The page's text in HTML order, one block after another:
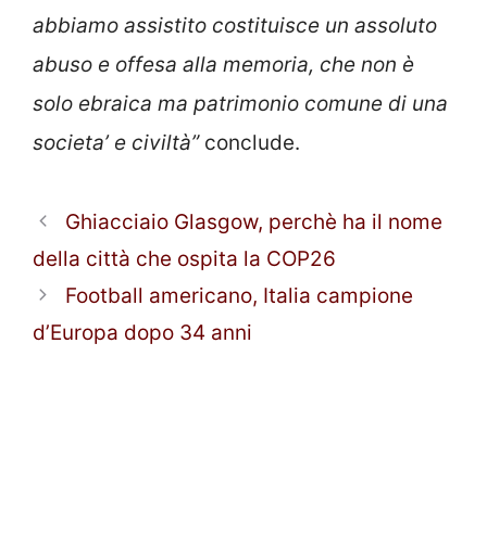
abbiamo assistito costituisce un assoluto
abuso e offesa alla memoria, che non è
solo ebraica ma patrimonio comune di una
societa’ e civiltà”conclude.
Ghiacciaio Glasgow, perchè ha il nome
della città che ospita la COP26
Football americano, Italia campione
d’Europa dopo 34 anni